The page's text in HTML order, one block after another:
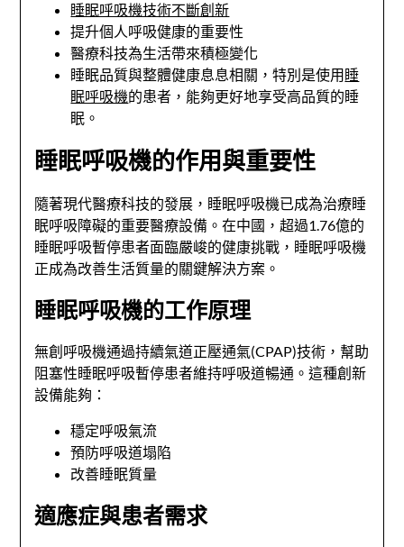
睡眠呼吸機技術不斷創新
提升個人呼吸健康的重要性
醫療科技為生活帶來積極變化
睡眠品質與整體健康息息相關，特別是使用睡
眠呼吸機的患者，能夠更好地享受高品質的睡
眠。
睡眠呼吸機的作用與重要性
隨著現代醫療科技的發展，睡眠呼吸機已成為治療睡
眠呼吸障礙的重要醫療設備。在中國，超過1.76億的
睡眠呼吸暫停患者面臨嚴峻的健康挑戰，睡眠呼吸機
正成為改善生活質量的關鍵解決方案。
睡眠呼吸機的工作原理
無創呼吸機通過持續氣道正壓通氣(CPAP)技術，幫助
阻塞性睡眠呼吸暫停患者維持呼吸道暢通。這種創新
設備能夠：
穩定呼吸氣流
預防呼吸道塌陷
改善睡眠質量
適應症與患者需求